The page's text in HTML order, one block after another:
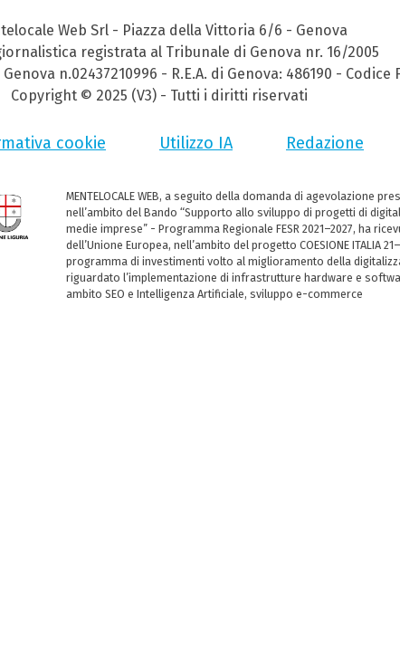
Web Srl - Piazza della Vittoria 6/6 - Genova
registrata al Tribunale di Genova nr. 16/2005
n.02437210996 - R.E.A. di Genova: 486190 - Codice
Copyright © 2025 (V3) - Tutti i diritti riservati
cookie Utilizzo IA Redazione
MENTELOCALE WEB, a seguito della domanda di agevolazione
nell’ambito del Bando “Supporto allo sviluppo di progetti di
medie imprese” - Programma Regionale FESR 2021–2027, ha
dell’Unione Europea, nell’ambito del progetto COESIONE ITALIA
programma di investimenti volto al miglioramento della
riguardato l’implementazione di infrastrutture hardware e
ambito SEO e Intelligenza Artificiale, sviluppo e-commerce